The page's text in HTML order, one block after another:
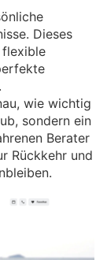
Dieses
flexible
wie wichtig
sondern ein
Berater
Rückkehr und